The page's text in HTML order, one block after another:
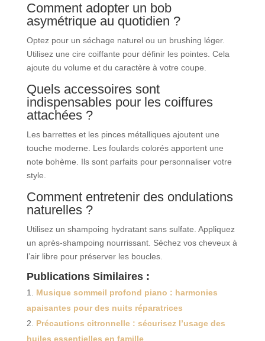
Comment adopter un bob
asymétrique au quotidien ?
Optez pour un séchage naturel ou un brushing léger.
Utilisez une cire coiffante pour définir les pointes. Cela
ajoute du volume et du caractère à votre coupe.
Quels accessoires sont
indispensables pour les coiffures
attachées ?
Les barrettes et les pinces métalliques ajoutent une
touche moderne. Les foulards colorés apportent une
note bohème. Ils sont parfaits pour personnaliser votre
style.
Comment entretenir des ondulations
naturelles ?
Utilisez un shampoing hydratant sans sulfate. Appliquez
un après-shampoing nourrissant. Séchez vos cheveux à
l’air libre pour préserver les boucles.
Publications Similaires :
Musique sommeil profond piano : harmonies
apaisantes pour des nuits réparatrices
Précautions citronnelle : sécurisez l’usage des
huiles essentielles en famille